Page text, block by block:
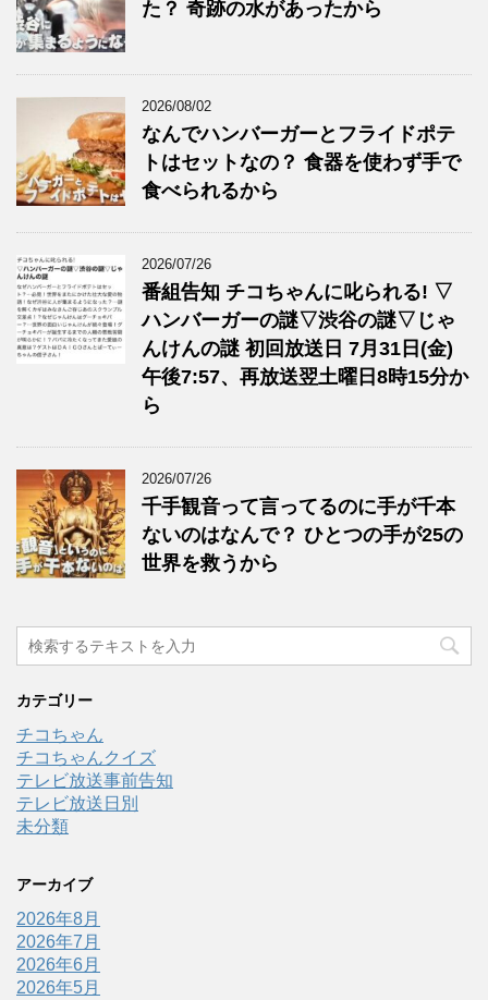
た？ 奇跡の水があったから
2026/08/02
なんでハンバーガーとフライドポテ
トはセットなの？ 食器を使わず手で
食べられるから
2026/07/26
番組告知 チコちゃんに叱られる! ▽
ハンバーガーの謎▽渋谷の謎▽じゃ
んけんの謎 初回放送日 7月31日(金)
午後7:57、再放送翌土曜日8時15分か
ら
2026/07/26
千手観音って言ってるのに手が千本
ないのはなんで？ ひとつの手が25の
世界を救うから
カテゴリー
チコちゃん
チコちゃんクイズ
テレビ放送事前告知
テレビ放送日別
未分類
アーカイブ
2026年8月
2026年7月
2026年6月
2026年5月